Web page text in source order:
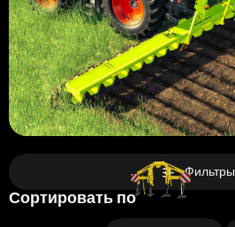
Фильтры
Сортировать по